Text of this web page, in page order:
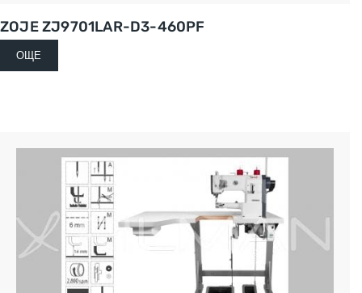
ZOJE ZJ9701LAR-D3-460PF
ОЩЕ